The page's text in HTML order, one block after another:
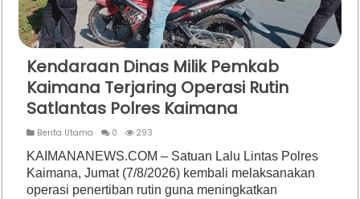
Kendaraan Dinas Milik Pemkab
Kaimana Terjaring Operasi Rutin
Satlantas Polres Kaimana
Berita Utama 0 293
KAIMANANEWS.COM – Satuan Lalu Lintas Polres
Kaimana, Jumat (7/8/2026) kembali melaksanakan
operasi penertiban rutin guna meningkatkan